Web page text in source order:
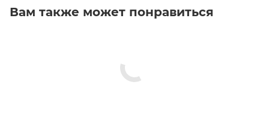
Вам также может понравиться